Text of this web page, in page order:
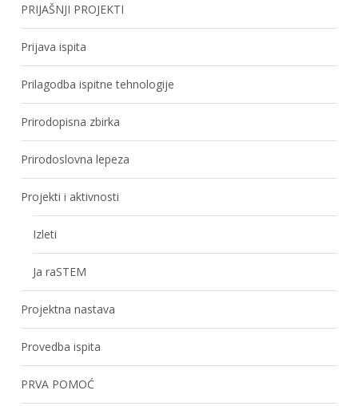
PRIJAŠNJI PROJEKTI
Prijava ispita
Prilagodba ispitne tehnologije
Prirodopisna zbirka
Prirodoslovna lepeza
Projekti i aktivnosti
Izleti
Ja raSTEM
Projektna nastava
Provedba ispita
PRVA POMOĆ